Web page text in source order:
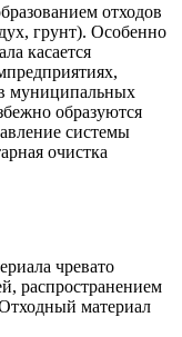
отходов
грунт). Особенно
касается
муниципальных
образуются
системы
очистка
чревато
распространением
материал